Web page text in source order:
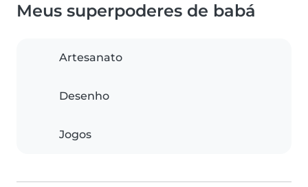
Meus superpoderes de babá
Artesanato
Desenho
Jogos